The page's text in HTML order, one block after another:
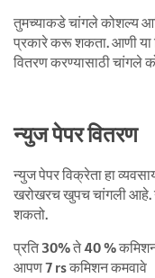
तुमच्याकडे चांगले कोशल्य
प्रकारे करू शकता. आणी या
वितरण करण्यासाठी
न्युज पेपर वितरण
न्युज पेपर विक्रेता हा
खरोखरच खुपच चांगली आहे.
शकतो.
प्रति 30% ते 40 %
आपण 7 rs कमिशन कमवावे